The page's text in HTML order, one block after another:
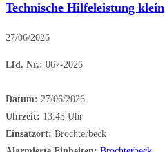
Technische Hilfeleistung klein
27/06/2026
Lfd. Nr.: 067-2026
Datum: 27/06/2026
Uhrzeit: 13:43 Uhr
Einsatzort: Brochterbeck